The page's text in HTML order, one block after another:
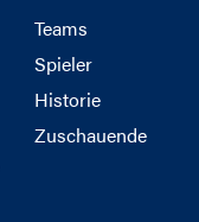
Teams
Spieler
Historie
Zuschauende